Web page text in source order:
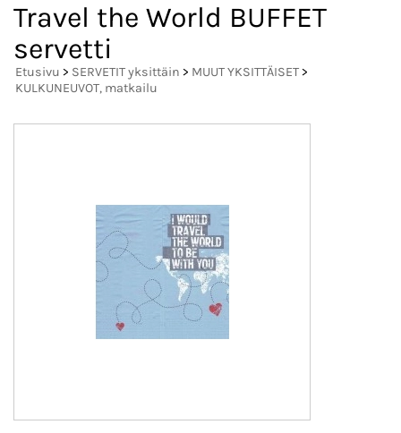
Travel the World BUFFET
servetti
Etusivu > SERVETIT yksittäin > MUUT YKSITTÄISET>
KULKUNEUVOT, matkailu